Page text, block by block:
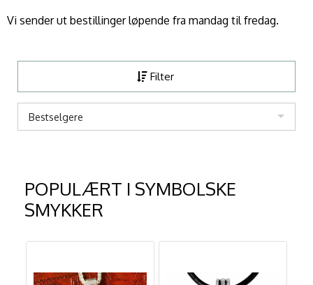
Vi sender ut bestillinger løpende fra mandag til fredag.
Filter
Bestselgere
POPULÆRT I SYMBOLSKE
SMYKKER